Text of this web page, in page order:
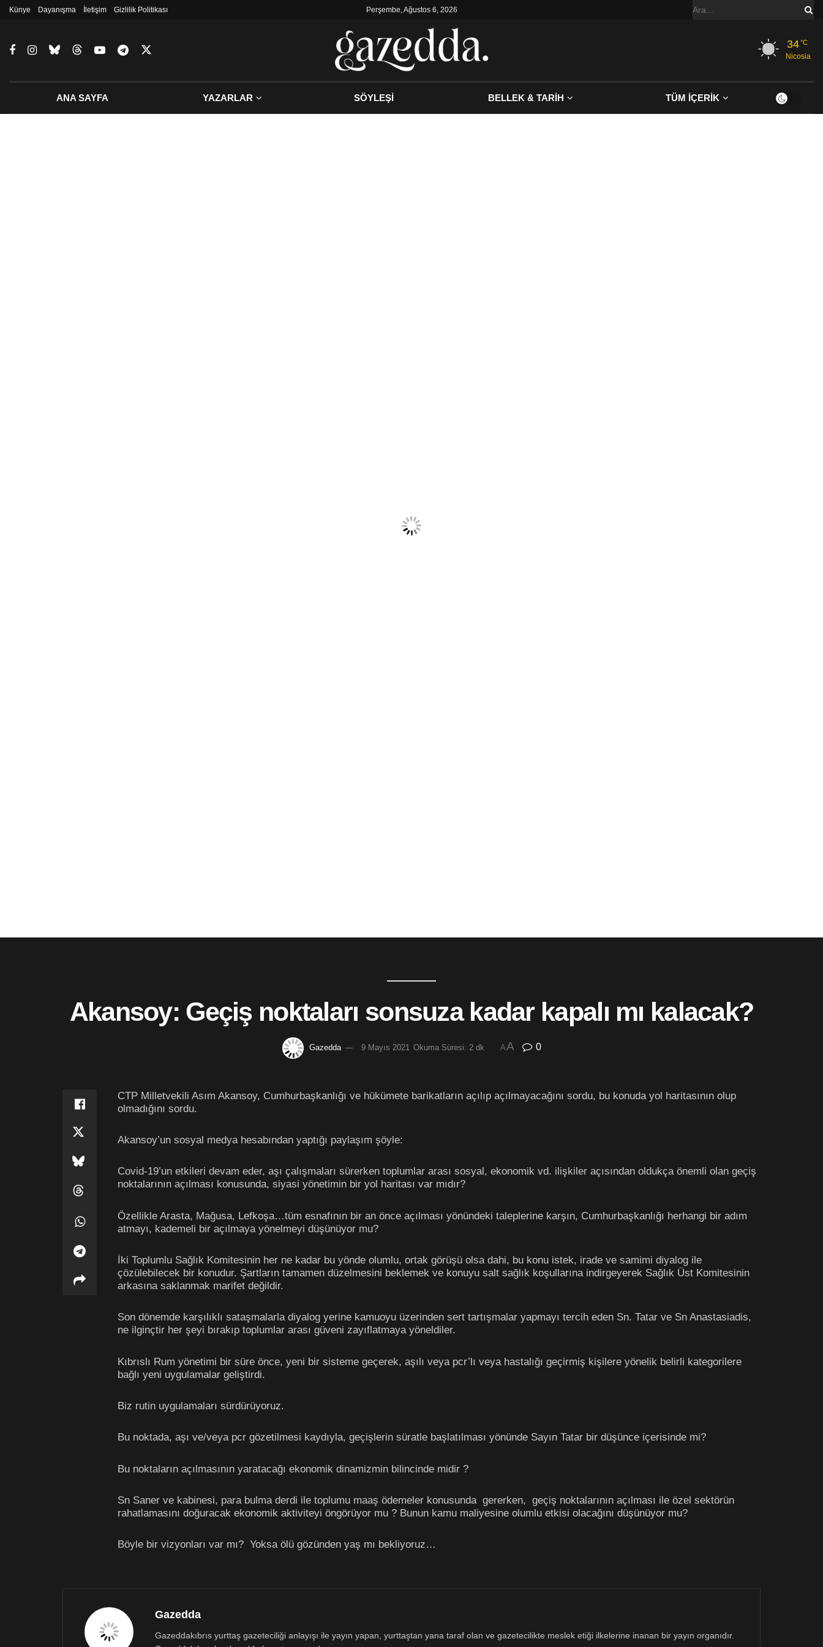
Künye Dayanışma İletişim Gizlilik Politikası Perşembe, Ağustos 6, 2026
34°C
Nicosia
ANA SAYFA YAZARLAR SÖYLEŞİ BELLEK & TARİH TÜM İÇERİK
Akansoy: Geçiş noktaları sonsuza kadar kapalı mı kalacak?
Gazedda 9 Mayıs 2021 Okuma Süresi: 2 dk AA 0
CTP Milletvekili Asım Akansoy, Cumhurbaşkanlığı ve hükümete barikatların açılıp açılmayacağını sordu, bu konuda yol haritasının olup
olmadığını sordu.
Akansoy’un sosyal medya hesabından yaptığı paylaşım şöyle:
Covid-19’un etkileri devam eder, aşı çalışmaları sürerken toplumlar arası sosyal, ekonomik vd. ilişkiler açısından oldukça önemli olan geçiş
noktalarının açılması konusunda, siyasi yönetimin bir yol haritası var mıdır?
Özellikle Arasta, Mağusa, Lefkoşa…tüm esnafının bir an önce açılması yönündeki taleplerine karşın, Cumhurbaşkanlığı herhangi bir adım
atmayı, kademeli bir açılmaya yönelmeyi düşünüyor mu?
İki Toplumlu Sağlık Komitesinin her ne kadar bu yönde olumlu, ortak görüşü olsa dahi, bu konu istek, irade ve samimi diyalog ile
çözülebilecek bir konudur. Şartların tamamen düzelmesini beklemek ve konuyu salt sağlık koşullarına indirgeyerek Sağlık Üst Komitesinin
arkasına saklanmak marifet değildir.
Son dönemde karşılıklı sataşmalarla diyalog yerine kamuoyu üzerinden sert tartışmalar yapmayı tercih eden Sn. Tatar ve Sn Anastasiadis,
ne ilginçtir her şeyi bırakıp toplumlar arası güveni zayıflatmaya yöneldiler.
Kıbrıslı Rum yönetimi bir süre önce, yeni bir sisteme geçerek, aşılı veya pcr’lı veya hastalığı geçirmiş kişilere yönelik belirli kategorilere
bağlı yeni uygulamalar geliştirdi.
Biz rutin uygulamaları sürdürüyoruz.
Bu noktada, aşı ve/veya pcr gözetilmesi kaydıyla, geçişlerin süratle başlatılması yönünde Sayın Tatar bir düşünce içerisinde mi?
Bu noktaların açılmasının yaratacağı ekonomik dinamizmin bilincinde midir ?
Sn Saner ve kabinesi, para bulma derdi ile toplumu maaş ödemeler konusunda gererken, geçiş noktalarının açılması ile özel sektörün
rahatlamasını doğuracak ekonomik aktiviteyi öngörüyor mu ? Bunun kamu maliyesine olumlu etkisi olacağını düşünüyor mu?
Böyle bir vizyonları var mı? Yoksa ölü gözünden yaş mı bekliyoruz…
Gazedda
Gazeddakıbrıs yurttaş gazeteciliği anlayışı ile yayın yapan, yurttaştan yana taraf olan ve gazetecilikte meslek etiği ilkelerine inanan bir yayın organıdır.